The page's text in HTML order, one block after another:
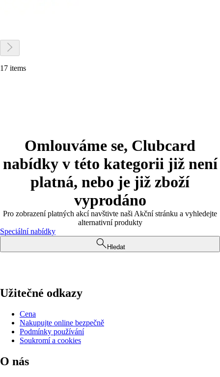
17 items
Omlouváme se, Clubcard
nabídky v této kategorii již není
platná, nebo je již zboží
vyprodáno
Pro zobrazení platných akcí navštivte naši Akční stránku a vyhledejte
alternativní produkty
Speciální nabídky
Hledat
Užitečné odkazy
Cena
Nakupujte online bezpečně
Podmínky používání
Soukromí a cookies
O nás